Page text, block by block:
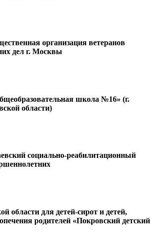
организация ветеранов
дел г. Москвы
школа №16» (г.
области)
социально-реабилитационный
области для детей-сирот и детей,
родителей «Покровский детский